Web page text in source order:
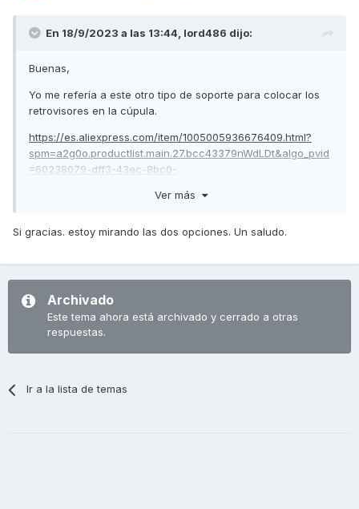
En 18/9/2023 a las 13:44, lord486 dijo:
Buenas,
Yo me refería a este otro tipo de soporte para colocar los
retrovisores en la cúpula.
https://es.aliexpress.com/item/1005005936676409.html?
spm=a2g0o.productlist.main.27.bcc43379nWdLDt&algo_pvid
=60238079-dff3-43ec-8bc0-
016950441537947720e1248!12000034926464245!sea!ES!0!A
Ver más
Si gracias. estoy mirando las dos opciones. Un saludo.
Archivado
Este tema ahora está archivado y cerrado a otras
respuestas.
Ir a la lista de temas